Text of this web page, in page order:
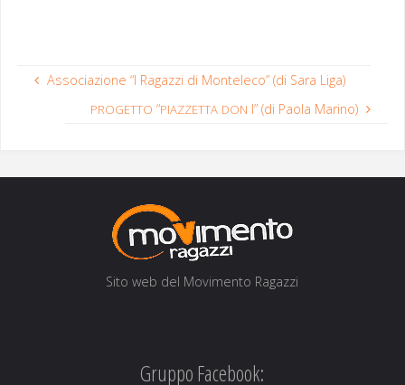
Associazione “I Ragazzi di Monteleco” (di Sara Liga)
PROGETTO “PIAZZETTA DON I” (di Paola Marino)
Sito web del Movi­men­to Ragazzi
Gruppo Facebook: